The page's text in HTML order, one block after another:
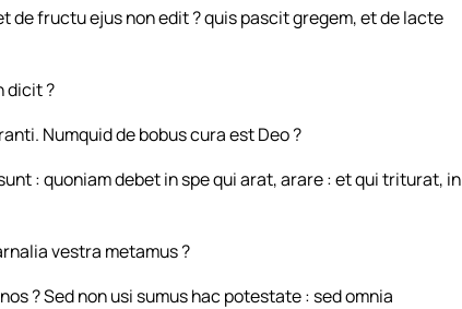
de fructu ejus non edit ? quis pascit gregem, et de lacte
dicit ?
Numquid de bobus cura est Deo ?
: quoniam debet in spe qui arat, arare : et qui triturat, in
vestra metamus ?
? Sed non usi sumus hac potestate : sed omnia